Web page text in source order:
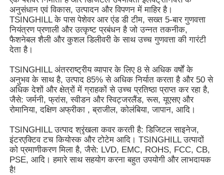
अनुसंधान एवं विकास, उत्पादन और विपणन में माहिर है।
TSINGHILL के पास पेशेवर आर एंड डी टीम, सख्त 5-बार गुणवत्ता
नियंत्रण प्रणाली और उत्कृष्ट प्रबंधन है जो उन्नत तकनीक,
फैशनेबल शैली और कुशल डिलीवरी के साथ उच्च गुणवत्ता की गारंटी
देता है।
TSINGHILL अंतरराष्ट्रीय व्यापार के लिए 8 से अधिक वर्षों के
अनुभव के साथ है, उत्पाद 85% से अधिक निर्यात करता है और 50 से
अधिक देशों और क्षेत्रों में ग्राहकों से उच्च प्रतिष्ठा प्राप्त कर रहा है,
जैसे: जर्मनी, फ्रांस, स्वीडन और स्विट्जरलैंड, रूस, यूएसए और
रोमानिया, दक्षिण अफ्रीका , ब्राजील, कोलंबिया, जापान, आदि।
TSINGHILL उत्पाद श्रृंखला कवर करती है: डिजिटल साइनेज,
इंटरएक्टिव टच कियोस्क और टोटेम आदि। TSINGHILL उत्पादों
को प्रमाणीकरण मिला है, जैसे: LVD, EMC, ROHS, FCC, CB,
PSE, आदि। हमारे साथ सहयोग करना बहुत उपयोगी और लाभदायक
है!